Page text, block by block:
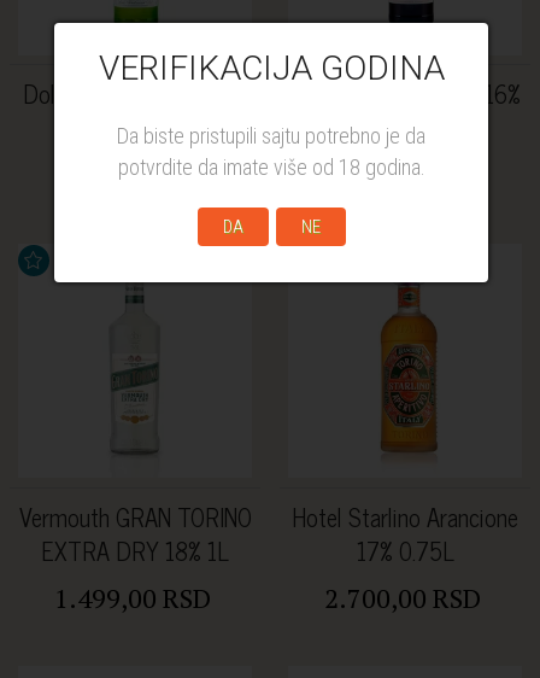
VERIFIKACIJA GODINA
Da biste pristupili sajtu potrebno je da
potvrdite da imate više od 18 godina.
DA NE
Dolin Dry vermouth 16%
0.75L
1.589,00 RSD
Dolin Rouge vermut 16%
0,75L
1.589,00 RSD
Vermouth GRAN TORINO
EXTRA DRY 18% 1L
1.499,00 RSD
Hotel Starlino Arancione
17% 0.75L
2.700,00 RSD